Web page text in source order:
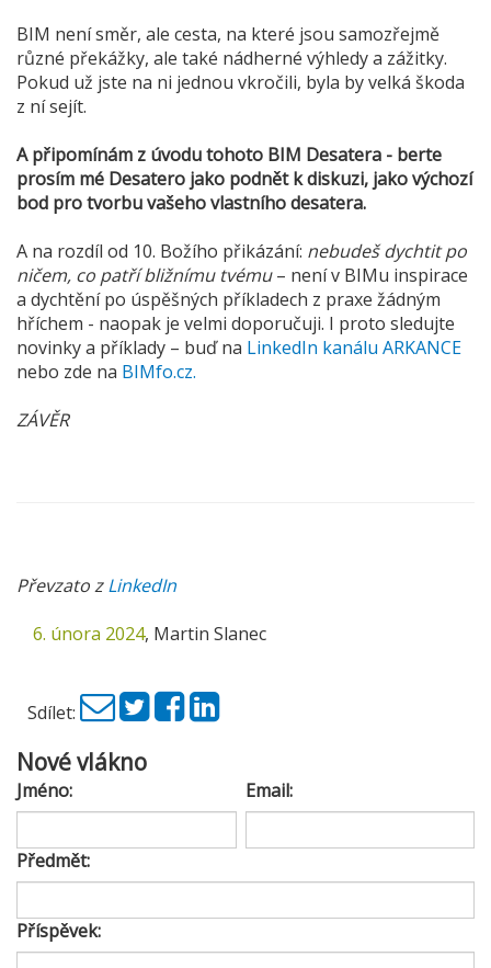
BIM není směr, ale cesta, na které jsou samozřejmě
různé překážky, ale také nádherné výhledy a zážitky.
Pokud už jste na ni jednou vkročili, byla by velká škoda
z ní sejít.
A připomínám z úvodu tohoto BIM Desatera - berte
prosím mé Desatero jako podnět k diskuzi, jako výchozí
bod pro tvorbu vašeho vlastního desatera.
A na rozdíl od 10. Božího přikázání: nebudeš dychtit po
ničem, co patří bližnímu tvému– není v BIMu inspirace
a dychtění po úspěšných příkladech z praxe žádným
hříchem - naopak je velmi doporučuji. I proto sledujte
novinky a příklady – buď na LinkedIn kanálu ARKANCE
nebo zde na BIMfo.cz.
ZÁVĚR
Převzato zLinkedIn
6. února 2024, Martin Slanec
Sdílet:
Nové vlákno
Jméno: Email:
Předmět:
Příspěvek: